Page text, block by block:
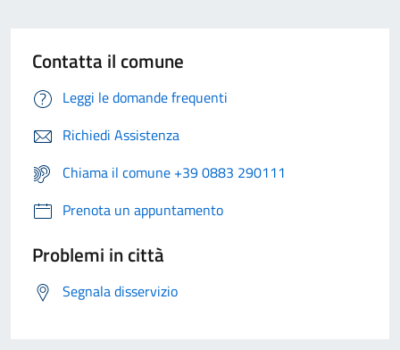
Contatta il comune
Leggi le domande frequenti
Richiedi Assistenza
Chiama il comune +39 0883 290111
Prenota un appuntamento
Problemi in città
Segnala disservizio